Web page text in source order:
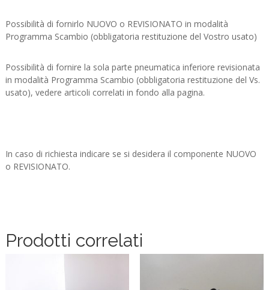
Possibilità di fornirlo NUOVO o REVISIONATO in modalità
Programma Scambio (obbligatoria restituzione del Vostro usato)
Possibilità di fornire la sola parte pneumatica inferiore revisionata
in modalità Programma Scambio (obbligatoria restituzione del Vs.
usato), vedere articoli correlati in fondo alla pagina.
In caso di richiesta indicare se si desidera il componente NUOVO
o REVISIONATO.
Prodotti correlati